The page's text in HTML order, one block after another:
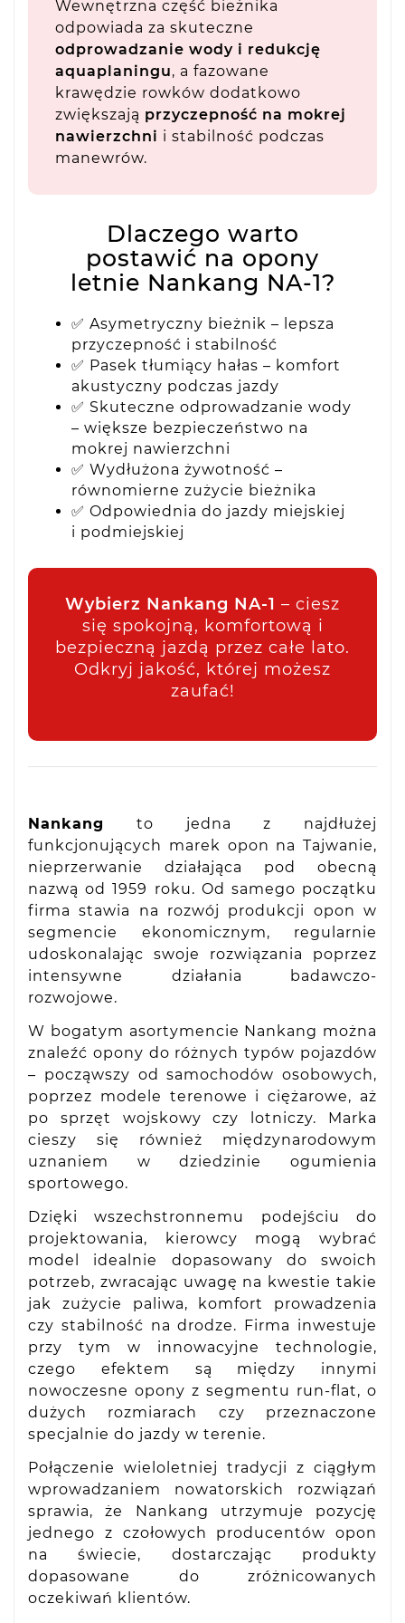
Wewnętrzna część bieżnika
odpowiada za skuteczne
odprowadzanie wody i redukcję
aquaplaningu, a fazowane
krawędzie rowków dodatkowo
zwiększają przyczepność na mokrej
nawierzchni i stabilność podczas
manewrów.
Dlaczego warto
postawić na opony
letnie Nankang NA-1?
✅ Asymetryczny bieżnik – lepsza
przyczepność i stabilność
✅ Pasek tłumiący hałas – komfort
akustyczny podczas jazdy
✅ Skuteczne odprowadzanie wody
– większe bezpieczeństwo na
mokrej nawierzchni
✅ Wydłużona żywotność –
równomierne zużycie bieżnika
✅ Odpowiednia do jazdy miejskiej
i podmiejskiej
Wybierz Nankang NA-1 – ciesz
się spokojną, komfortową i
bezpieczną jazdą przez całe lato.
Odkryj jakość, której możesz
zaufać!
Nankang
to jedna z najdłużej
funkcjonujących marek opon na Tajwanie,
nieprzerwanie działająca pod obecną
nazwą od 1959 roku. Od samego początku
firma stawia na rozwój produkcji opon w
segmencie ekonomicznym, regularnie
udoskonalając swoje rozwiązania poprzez
intensywne działania badawczo-
rozwojowe.
W bogatym asortymencie Nankang można
znaleźć opony do różnych typów pojazdów
– począwszy od samochodów osobowych,
poprzez modele terenowe i ciężarowe, aż
po sprzęt wojskowy czy lotniczy. Marka
cieszy się również międzynarodowym
uznaniem w dziedzinie ogumienia
sportowego.
Dzięki wszechstronnemu podejściu do
projektowania, kierowcy mogą wybrać
model idealnie dopasowany do swoich
potrzeb, zwracając uwagę na kwestie takie
jak zużycie paliwa, komfort prowadzenia
czy stabilność na drodze. Firma inwestuje
przy tym w innowacyjne technologie,
czego efektem są między innymi
nowoczesne opony z segmentu run-flat, o
dużych rozmiarach czy przeznaczone
specjalnie do jazdy w terenie.
Połączenie wieloletniej tradycji z ciągłym
wprowadzaniem nowatorskich rozwiązań
sprawia, że Nankang utrzymuje pozycję
jednego z czołowych producentów opon
na świecie, dostarczając produkty
dopasowane do zróżnicowanych
oczekiwań klientów.